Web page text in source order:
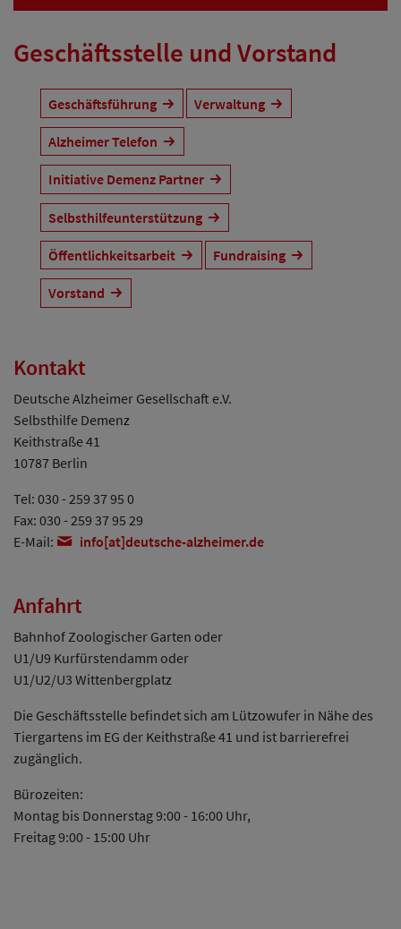
Geschäftsstelle und Vorstand
Geschäftsführung Verwaltung
Alzheimer Telefon
Initiative Demenz Partner
Selbsthilfeunterstützung
Öffentlichkeitsarbeit Fundraising
Vorstand
Kontakt
Deutsche Alzheimer Gesellschaft e.V.
Selbsthilfe Demenz
Keithstraße 41
10787 Berlin
Tel: 030 - 259 37 95 0
Fax: 030 - 259 37 95 29
E-Mail:
info[at]deutsche-alzheimer.de
Anfahrt
Bahnhof Zoologischer Garten oder
U1/U9 Kurfürstendamm oder
U1/U2/U3 Wittenbergplatz
Die Geschäftsstelle befindet sich am Lützowufer in Nähe des
Tiergartens im EG der Keithstraße 41 und ist barrierefrei
zugänglich.
Bürozeiten:
Montag bis Donnerstag 9:00 - 16:00 Uhr,
Freitag 9:00 - 15:00 Uhr